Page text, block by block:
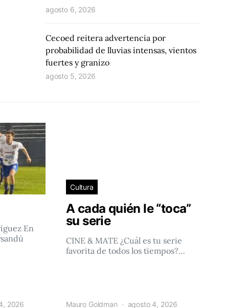
agosto 6, 2026
Cecoed reitera advertencia por
probabilidad de lluvias intensas, vientos
fuertes y granizo
agosto 5, 2026
En
2026
Cultura
A cada quién le “toca”
su serie
CINE & MATE ¿Cuál es tu serie
favorita de todos los tiempos?…
Mauro Goldman agosto 4, 2026